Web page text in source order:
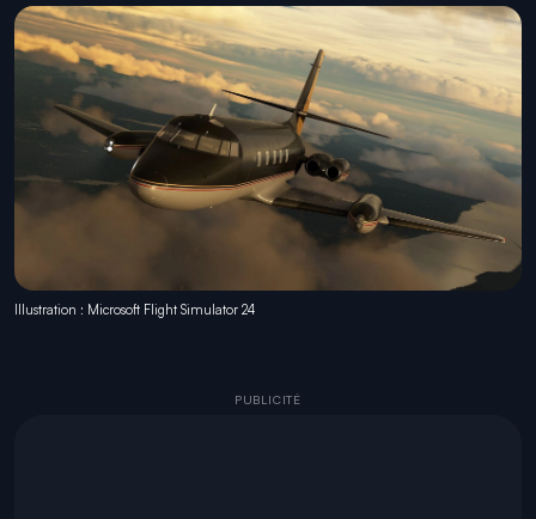
Illustration : Microsoft Flight Simulator 24